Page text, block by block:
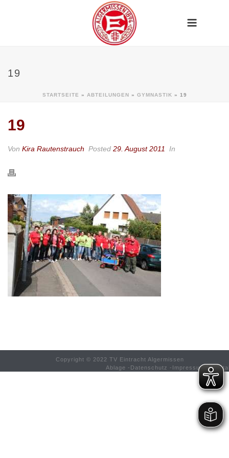
19
STARTSEITE » ABTEILUNGEN » GYMNASTIK » 19
19
Von Kira Rautenstrauch Posted 29. August 2011 In
Copyright © 2022 TV Eintracht Algermissen
Ablage - Datenschutz - Impressum -